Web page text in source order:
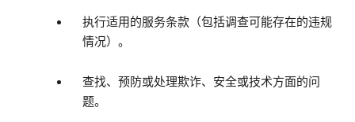
执行适用的服务条款（包括调查可能存在的违规
情况）。
查找、预防或处理欺诈、安全或技术方面的问
题。